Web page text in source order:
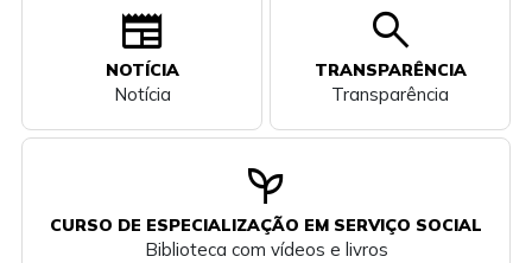
newspaper
NOTÍCIA
Notícia
search
TRANSPARÊNCIA
Transparência
psychiatry
CURSO DE ESPECIALIZAÇÃO EM SERVIÇO SOCIAL
Biblioteca com vídeos e livros